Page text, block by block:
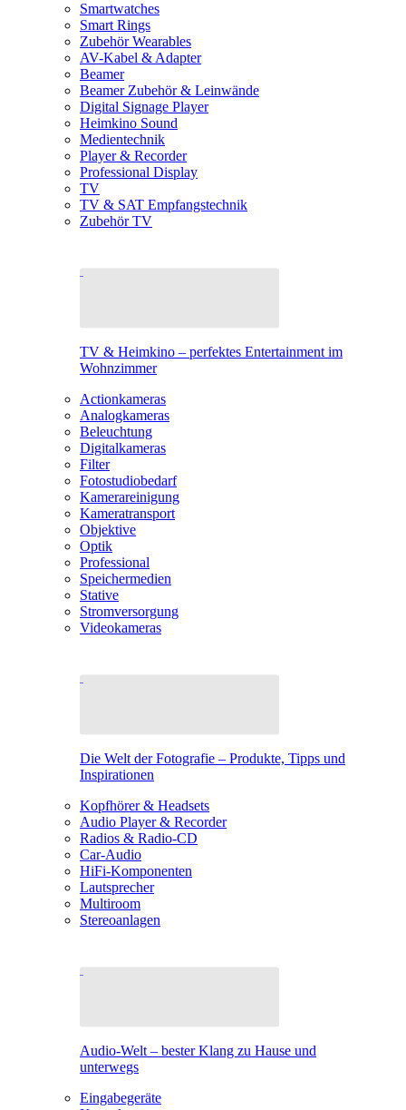
Smartwatches
Smart Rings
Zubehör Wearables
AV-Kabel & Adapter
Beamer
Beamer Zubehör & Leinwände
Digital Signage Player
Heimkino Sound
Medientechnik
Player & Recorder
Professional Display
TV
TV & SAT Empfangstechnik
Zubehör TV
TV & Heimkino – perfektes Entertainment im
Wohnzimmer
Actionkameras
Analogkameras
Beleuchtung
Digitalkameras
Filter
Fotostudiobedarf
Kamerareinigung
Kameratransport
Objektive
Optik
Professional
Speichermedien
Stative
Stromversorgung
Videokameras
Die Welt der Fotografie – Produkte, Tipps und
Inspirationen
Kopfhörer & Headsets
Audio Player & Recorder
Radios & Radio-CD
Car-Audio
HiFi-Komponenten
Lautsprecher
Multiroom
Stereoanlagen
Audio-Welt – bester Klang zu Hause und
unterwegs
Eingabegeräte